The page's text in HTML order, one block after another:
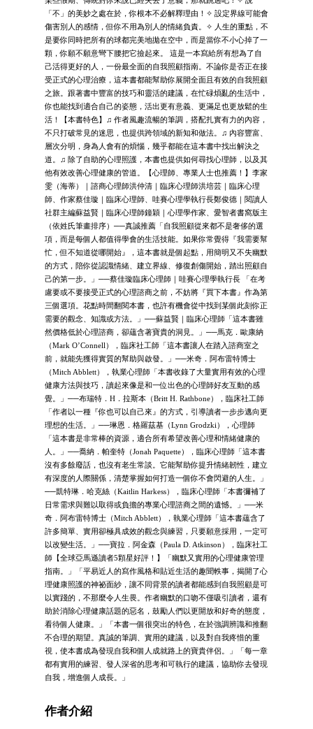
「不」的美妙之處在於，你根本不必解釋理由！✧ 設定界線可能會
傷害別人的感情，但你不用為別人的情緒負責。✧ 人生的重點，不
是要你同時把所有的球都完美地拋在空中，而是當你不小心掉了一
顆，你願不願意彎下腰把它撿起來。 這是一本寫給所有想為了自
己活得更好的人，一份最全面的自我照顧指南。不論你是否正在接
受正式的心理治療，這本書都能幫助你展開全面且有效的自我照顧
之旅。跟著書中豐富的技巧和靈活的建議，在忙碌煩亂的生活中，
你也能找到適合自己的姿態，活出更有意義、更滿足也更放鬆的生
活！【本書特色】♫ 作者風趣流暢的筆調，搭配扎實有力的內容，
不只打破常見的迷思，也提供跨領域的新知和做法。♫ 內容豐富、
層次分明，身為人會有的煩惱，幾乎都能在這本書中找出解決之
道。♫ 除了自助的心理照護，本書也提供如何尋找心理師，以及其
他有效改善心理健康的管道。【心理師、專業人士也推薦！】李家
雯（海蒂）｜諮商心理師洪仲清｜臨床心理師洪培芸｜臨床心理
師、作家蔡佳璇｜臨床心理師、哇賽心理學執行長鄭俊德｜閱讀人
社群主編蘇益賢｜臨床心理師鐘穎｜心理學作家、愛智者書窩版主
（依姓氏筆畫排序）──真誠推薦「自我照顧從來都不是奢侈的選
項，而是每個人都值得學會的生活技能。如果你常覺得『我需要幫
忙，但不知道從哪開始』，這本書就是個起點，用簡明又不失幽默
的方式，陪你從認識情緒、建立界線、修復創傷開始，踏出照顧自
己的第一步。」──蔡佳璇臨床心理師｜哇賽心理學執行長 「在考
慮要或不要接受正式的心理諮商之前，不妨將『買下本書』作為第
三個選項。花點時間翻閱本書，也許有機會從中找到某個此刻你正
需要的觀念、知識或方法。」──蘇益賢｜臨床心理師「這本書雖
然價格低於心理諮商，卻蘊含著寶貴的洞見。」──馬克．歐康納
（Mark O’Connell），臨床社工師「這本書讓人在踏入諮商室之
前，就能先獲得實質的幫助與啟發。」──米奇．阿布雷特博士
（Mitch Abblett），執業心理師「本書收錄了大量實用有效的心理
健康方法與技巧，讀起來像是和一位出色的心理師好友互動的感
覺。」──布瑞特．H．拉斯本（Britt H. Rathbone），臨床社工師
「作者以一種『你也可以自己來』的方式，引導讀者一步步邁向更
理想的生活。」──琳恩．格羅茲基（Lynn Grodzki），心理師
「這本書是非常棒的資源，適合所有希望改善心理和情緒健康的
人。」──喬納．帕奎特（Jonah Paquette），臨床心理師「這本書
沒有多餘廢話，也沒有老生常談。它能幫助你提升情緒韌性，建立
有深度的人際關係，清楚掌握如何打造一個你不會閃避的人生。」
──凱特琳．哈克絲（Kaitlin Harkess），臨床心理師「本書彌補了
日常需求與難以取得或負擔的專業心理諮商之間的遺憾。」──米
奇．阿布雷特博士（Mitch Abblett），執業心理師「這本書蘊含了
許多簡單、實用卻極具成效的觀念與練習，只要願意採用，一定可
以改變生活。」──寶拉．阿金森（Paula D. Atkinson），臨床社工
師【全球亞馬遜讀者5顆星好評！】「幽默又實用的心理健康管理
指南。」「平易近人的寫作風格和貼近生活的趣聞軼事，揭開了心
理健康照護的神祕面紗，讓不同背景的讀者都能感到自我照顧是可
以實踐的，不那麼令人生畏。作者幽默的口吻不僅吸引讀者，還有
助於消除心理健康話題的惡名，鼓勵人們以更開放和好奇的態度，
看待個人健康。」「本書一個很突出的特色，在於強調辨識和推翻
不合理的期望。真誠的筆調、實用的建議，以及對自我疼惜的重
視，使本書成為發現自我和個人成就路上的寶貴伴侶。」「每一章
都有實用的練習、發人深省的思考和可執行的建議，協助你去發現
自我，增進個人成長。」
作者介紹